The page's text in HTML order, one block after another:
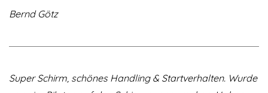
Bernd Götz
Super Schirm, schönes Handling & Startverhalten. Wurde